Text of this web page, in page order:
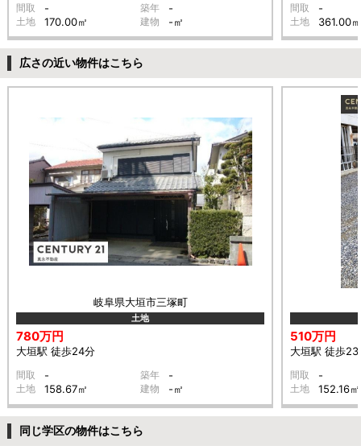
間取 - 築年 -
土地 170.00㎡ 建物 -㎡
間取 -
土地 361.00㎡
広さの近い物件はこちら
岐阜県大垣市三塚町
土地
780万円
大垣駅 徒歩24分
間取 - 築年 -
土地 158.67㎡ 建物 -㎡
510万円
大垣駅 徒歩23
間取 -
土地 152.16㎡
同じ学区の物件はこちら